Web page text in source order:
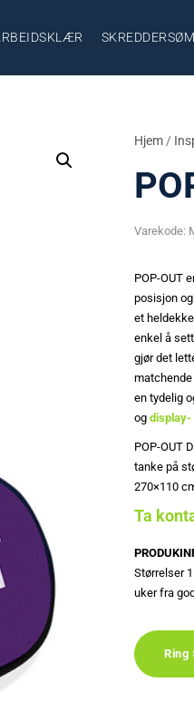
SKREDDERSØM
Hjem /
Varekode:
POP-OUT
posisjon
et
enkel å
gjør det
en tydelig
og
POP-OUT
tanke på
270×110
Ta
Størrelser
uker fra
Ring